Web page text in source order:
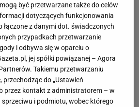
być przetwarzane także do celów
dotyczących funkcjonowania
łączone z danymi dot. świadczonych
przypadkach przetwarzanie
i odbywa się w oparciu o
jej spółki powiązanej – Agora
Takiemu przetwarzaniu
przechodząc do „Ustawień
przez kontakt z administratorem – w
sprzeciwu i podmiotu, wobec którego